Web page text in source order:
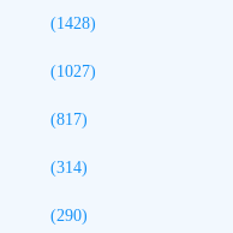
(1428)
(1027)
(817)
(314)
(290)